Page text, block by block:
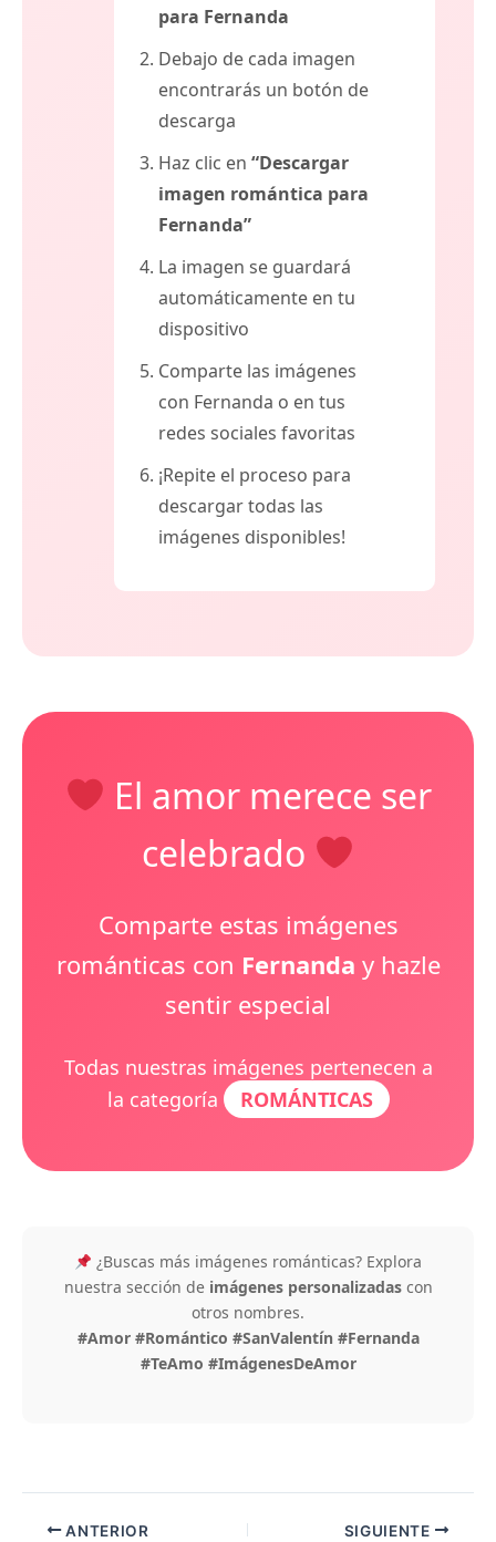
para Fernanda
Debajo de cada imagen
encontrarás un botón de
descarga
Haz clic en “Descargar
imagen romántica para
Fernanda”
La imagen se guardará
automáticamente en tu
dispositivo
Comparte las imágenes
con Fernanda o en tus
redes sociales favoritas
¡Repite el proceso para
descargar todas las
imágenes disponibles!
El amor merece ser
celebrado
Comparte estas imágenes
románticas con Fernanda y hazle
sentir especial
Todas nuestras imágenes pertenecen a
la categoría
ROMÁNTICAS
¿Buscas más imágenes románticas? Explora
nuestra sección de imágenes personalizadascon
otros nombres.
#Amor #Romántico #SanValentín #Fernanda
#TeAmo #ImágenesDeAmor
ANTERIOR SIGUIENTE